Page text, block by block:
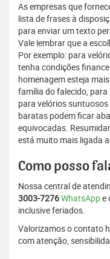
As empresas que
lista de frases à
para enviar um texto
Vale lembrar que a
Por exemplo: para
tenha condições
homenagem esteja
família do falecido,
para velórios
baratas podem ficar
equivocadas.
está muito mais ligada
Como posso
Nossa central de
3003-7276WhatsAppe
inclusive feriados.
Valorizamos o contato
com atenção,